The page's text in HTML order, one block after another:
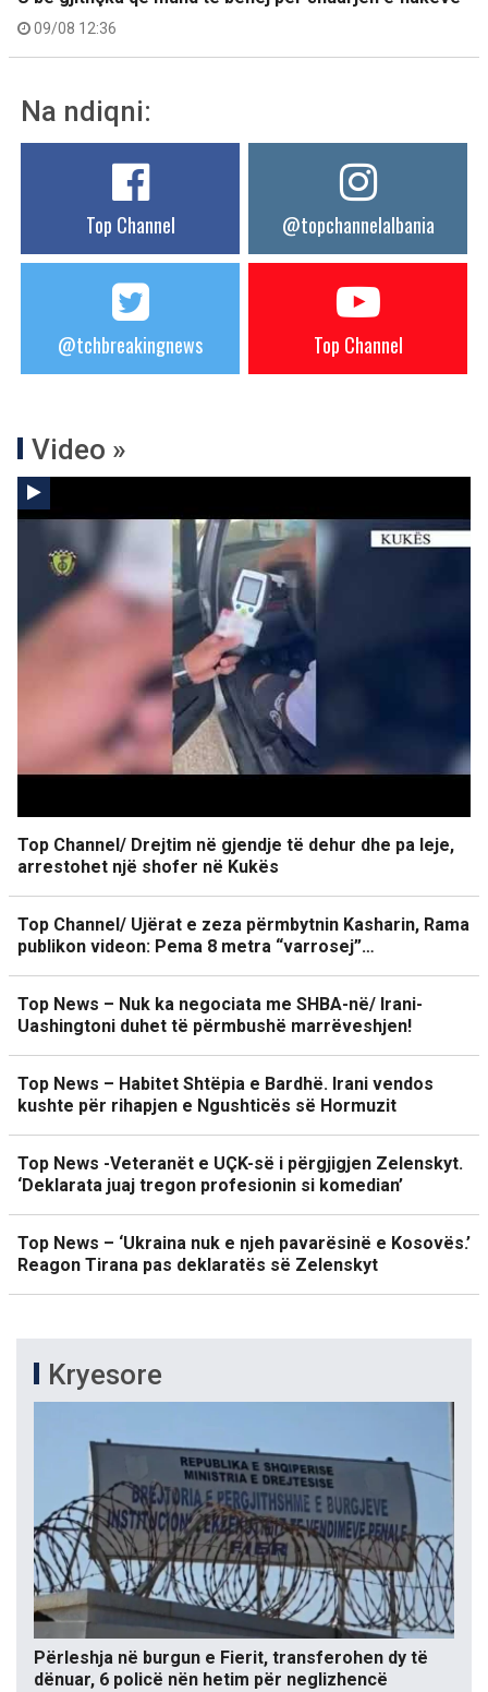
09/08 12:36
Na ndiqni:
Top Channel @topchannelalbania
@tchbreakingnews Top Channel
Video »
Top Channel/ Drejtim në gjendje të dehur dhe pa leje,
arrestohet një shofer në Kukës
Top Channel/ Ujërat e zeza përmbytnin Kasharin, Rama
publikon videon: Pema 8 metra “varrosej”…
Top News – Nuk ka negociata me SHBA-në/ Irani-
Uashingtoni duhet të përmbushë marrëveshjen!
Top News – Habitet Shtëpia e Bardhë. Irani vendos
kushte për rihapjen e Ngushticës së Hormuzit
Top News -Veteranët e UÇK-së i përgjigjen Zelenskyt.
‘Deklarata juaj tregon profesionin si komedian’
Top News – ‘Ukraina nuk e njeh pavarësinë e Kosovës.’
Reagon Tirana pas deklaratës së Zelenskyt
Kryesore
Përleshja në burgun e Fierit, transferohen dy të
dënuar, 6 policë nën hetim për neglizhencë